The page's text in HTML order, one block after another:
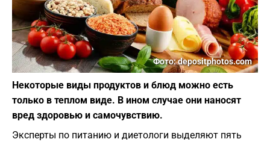
Фото: depositphotos.com
Некоторые виды продуктов и блюд можно есть
только в теплом виде. В ином случае они наносят
вред здоровью и самочувствию.
Эксперты по питанию и диетологи выделяют пять